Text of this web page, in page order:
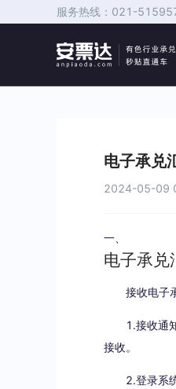
服务热线： 021-
电子承兑
2024-05-09
一、
电子承兑
接收电子承
1.接收通知
接收。
2.登录系统